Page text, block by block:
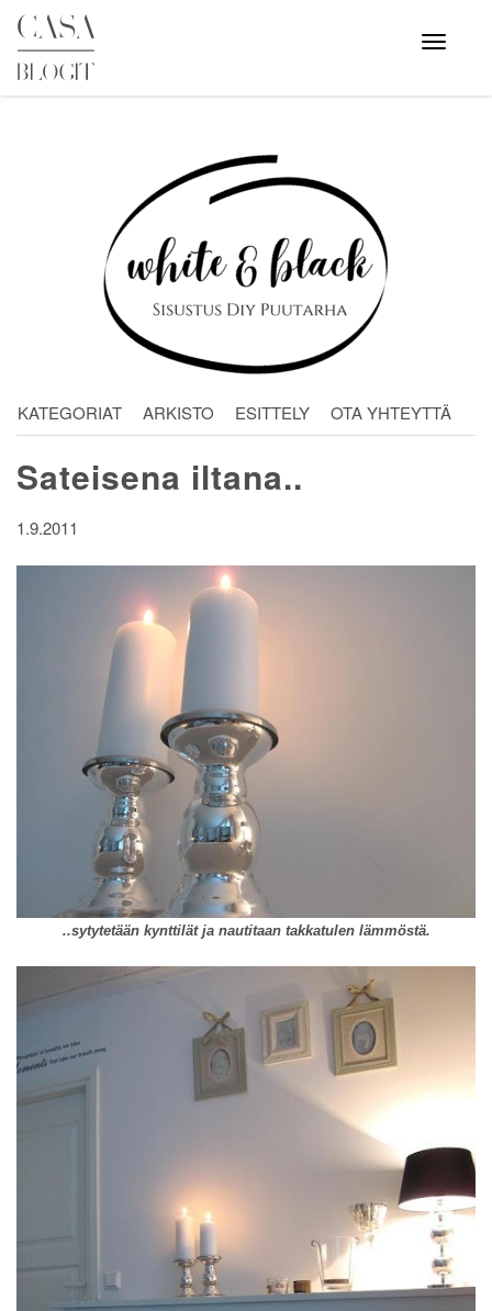
Skip
content
Avaa
valikko
KATEGORIAT ARKISTO ESITTELY OTA YHTEYTTÄ
Sateisena iltana..
1.9.2011
..sytytetään kynttilät ja nautitaan takkatulen lämmöstä.